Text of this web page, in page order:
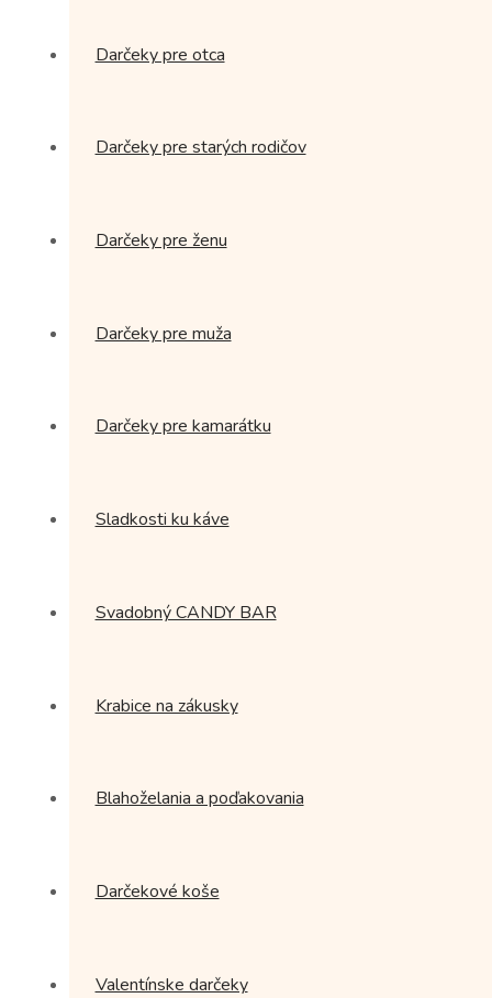
Darčeky pre otca
Darčeky pre starých rodičov
Darčeky pre ženu
Darčeky pre muža
Darčeky pre kamarátku
Sladkosti ku káve
Svadobný CANDY BAR
Krabice na zákusky
Blahoželania a poďakovania
Darčekové koše
Valentínske darčeky